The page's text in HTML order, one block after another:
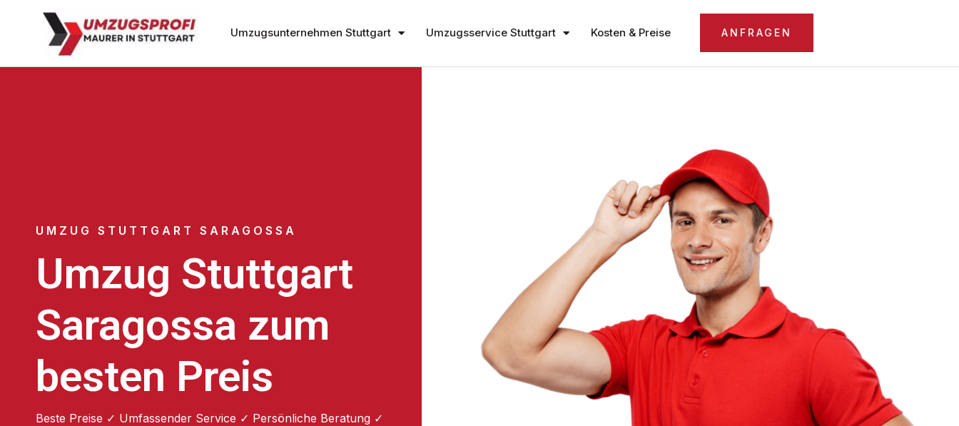
Umzugsunternehmen Stuttgart Umzugsservice Stuttgart Kosten & Preise ANFRAGEN
UMZUG STUTTGART SARAGOSSA
Umzug Stuttgart
Saragossa zum
besten Preis
Beste Preise ✓ Umfassender Service ✓ Persönliche Beratung ✓